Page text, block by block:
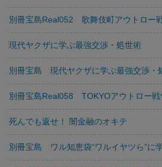
別冊宝島Real052 歌舞伎町アウトロー
現代ヤクザに学ぶ最強交渉・処世術
別冊宝島 現代ヤクザに学ぶ最強交渉・
別冊宝島Real058 TOKYOアウトロー戦
死んでも返せ！ 闇金融のオキテ
別冊宝島 ワル知恵袋“ワルイヤツら”に